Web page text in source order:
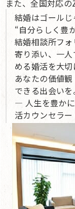
また、全国対応の
結婚はゴールじ
“自分らしく豊
結婚相談所フ
寄り添い、一
める婚活を大切
あなたの価値
できる出会い
— 人生を豊か
活カウンセラ